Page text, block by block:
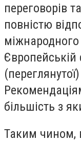
переговорів
повністю
Європейській
більшість з
Таким чином,